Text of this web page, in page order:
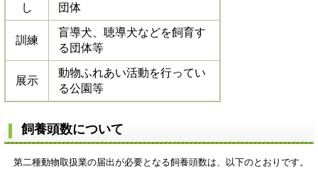
し
団体
訓練
盲導犬、聴導犬などを飼育す
る団体等
展示
動物ふれあい活動を行ってい
る公園等
飼養頭数について
第二種動物取扱業の届出が必要となる飼養頭数は、以下のとおりです。